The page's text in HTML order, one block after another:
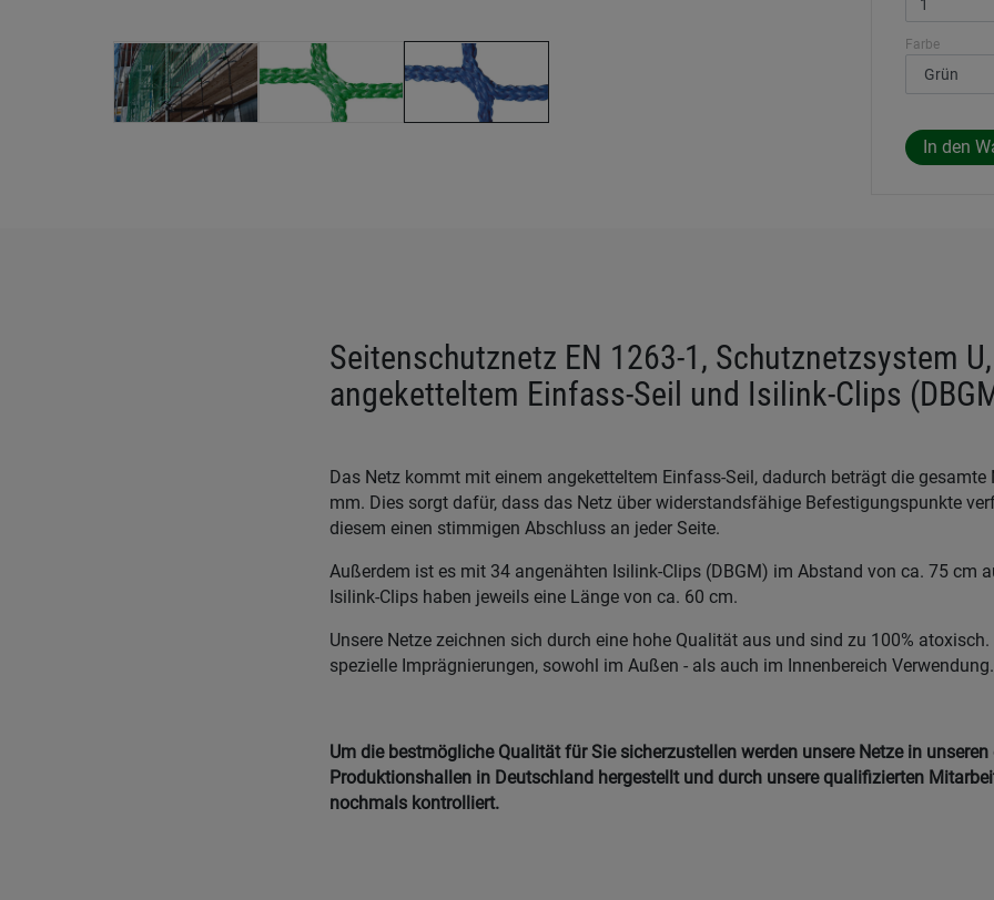
Farbe
Seitenschutznetz EN 1263-1, Schutznetzsystem
angeketteltem Einfass-Seil und Isilink-Clips
Das Netz kommt mit einem angeketteltem Einfass-Seil, dadurch beträgt die gesamte
mm. Dies sorgt dafür, dass das Netz über widerstandsfähige Befestigungspunkte
diesem einen stimmigen Abschluss an jeder Seite.
Außerdem ist es mit 34 angenähten Isilink-Clips (DBGM) im Abstand von ca. 75 cm
Isilink-Clips haben jeweils eine Länge von ca. 60 cm.
Unsere Netze zeichnen sich durch eine hohe Qualität aus und sind zu 100%
spezielle Imprägnierungen, sowohl im Außen - als auch im Innenbereich
Um die bestmögliche Qualität für Sie sicherzustellen werden unsere Netze in unseren
Produktionshallen in Deutschland hergestellt und durch unsere qualifizierten
nochmals kontrolliert.